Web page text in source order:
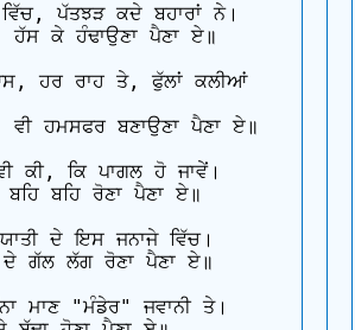
ਪੱਤਝੜ ਕਦੇ ਬਹਾਰਾਂ ਨੇ।
ਕੇ ਹੰਢਾਉਣਾ ਪੈਣਾ ਏ॥
ਹਰ ਰਾਹ ਤੇ, ਫੁੱਲਾਂ ਕਲੀਆਂ
ਹਮਸਫਰ ਬਣਾਉਣਾ ਪੈਣਾ ਏ॥
ਕੀ, ਕਿ ਪਾਗਲ ਹੋ ਜਾਵੇਂ।
ਬਹਿ ਰੋਣਾ ਪੈਣਾ ਏ॥
ਦੇ ਇਸ ਜਨਾਜੇ ਵਿੱਚ।
ਦੇ ਗੱਲ ਲੱਗ ਰੋਣਾ ਪੈਣਾ ਏ॥
ਮਾਣ "ਮੰਡੇਰ" ਜਵਾਨੀ ਤੇ।